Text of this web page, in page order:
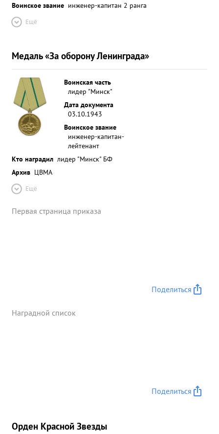
Воинское звание инженер-капитан 2 ранга
Ещё
Медаль «За оборону Ленинграда»
Воинская часть
лидер "Минск"
Дата документа
03.10.1943
Воинское звание
инженер-капитан-
лейтенант
Кто наградил лидер "Минск" БФ
Архив ЦВМА
Ещё
Первая страница приказа
Поделиться
Наградной список
Поделиться
Орден Красной Звезды